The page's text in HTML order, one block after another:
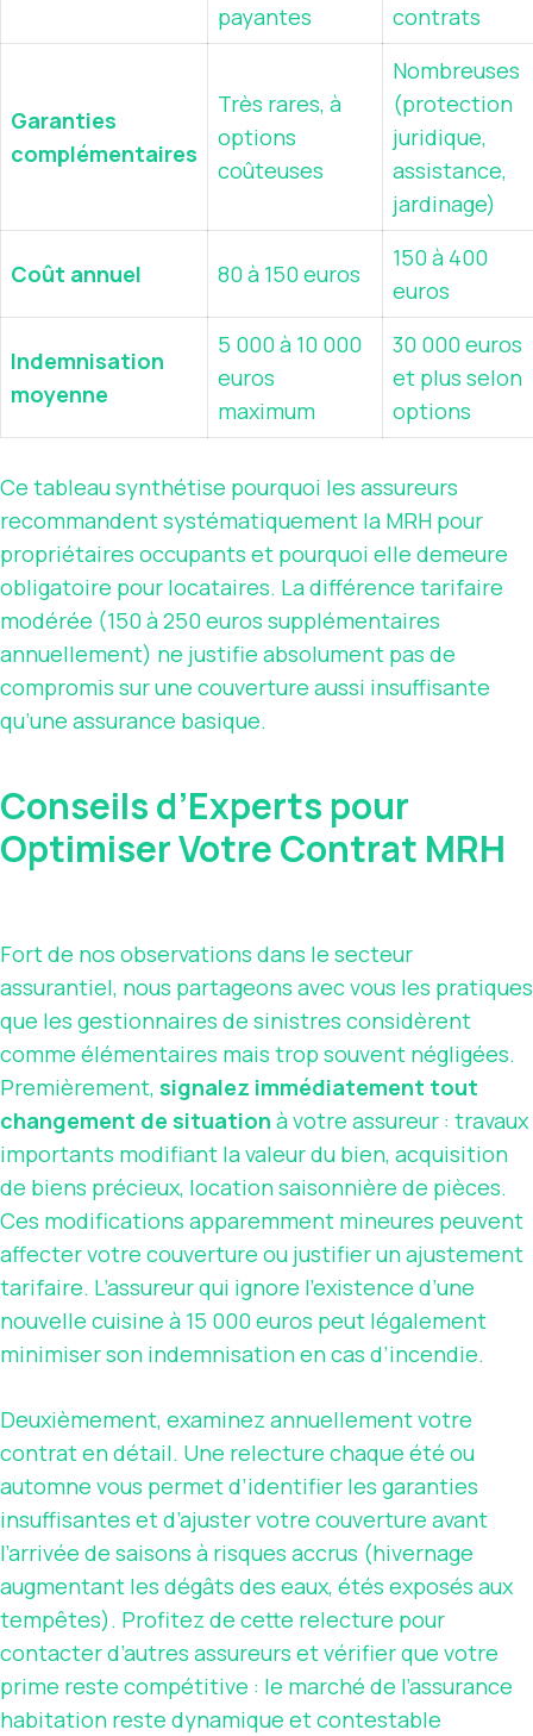
payantes
contrats
Garanties
complémentaires
Très rares, à
options
coûteuses
Nombreuses
(protection
juridique,
assistance,
jardinage)
Coût annuel 80 à 150 euros
150 à 400
euros
Indemnisation
moyenne
5 000 à 10 000
euros
maximum
30 000 euros
et plus selon
options
Ce tableau synthétise pourquoi les assureurs
recommandent systématiquement la MRH pour
propriétaires occupants et pourquoi elle demeure
obligatoire pour locataires. La différence tarifaire
modérée (150 à 250 euros supplémentaires
annuellement) ne justifie absolument pas de
compromis sur une couverture aussi insuffisante
qu’une assurance basique.
Conseils d’Experts pour
Optimiser Votre Contrat MRH
Fort de nos observations dans le secteur
assurantiel, nous partageons avec vous les pratiques
que les gestionnaires de sinistres considèrent
comme élémentaires mais trop souvent négligées.
Premièrement, signalez immédiatement tout
changement de situation à votre assureur : travaux
importants modifiant la valeur du bien, acquisition
de biens précieux, location saisonnière de pièces.
Ces modifications apparemment mineures peuvent
affecter votre couverture ou justifier un ajustement
tarifaire. L’assureur qui ignore l’existence d’une
nouvelle cuisine à 15 000 euros peut légalement
minimiser son indemnisation en cas d’incendie.
Deuxièmement, examinez annuellement votre
contrat en détail. Une relecture chaque été ou
automne vous permet d’identifier les garanties
insuffisantes et d’ajuster votre couverture avant
l’arrivée de saisons à risques accrus (hivernage
augmentant les dégâts des eaux, étés exposés aux
tempêtes). Profitez de cette relecture pour
contacter d’autres assureurs et vérifier que votre
prime reste compétitive : le marché de l’assurance
habitation reste dynamique et contestable